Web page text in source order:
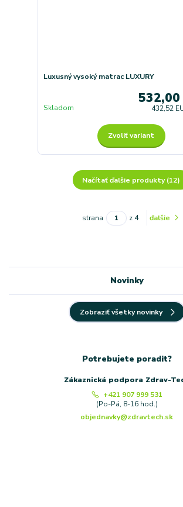
Luxusný vysoký matrac LUXURY
532,00
432,52
Skladom
Zvoliť variant
Načítať ďalšie produkty (12)
strana z 4 ďalšie
Novinky
Zobraziť všetky novinky
Potrebujete poradit?
Zákaznická podpora Zdrav-
+421 907 999 531
(Po-Pá, 8-16 hod.)
objednavky@zdravtech.sk